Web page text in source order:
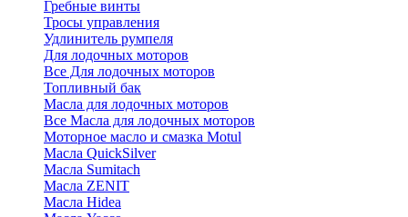
Гребные винты
Тросы управления
Удлинитель румпеля
Для лодочных моторов
Все Для лодочных моторов
Топливный бак
Масла для лодочных моторов
Все Масла для лодочных моторов
Моторное масло и смазка Motul
Масла QuickSilver
Масла Sumitach
Масла ZENIT
Масла Hidea